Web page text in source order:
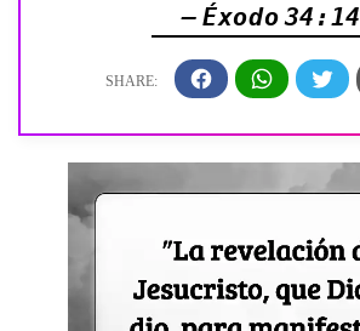
— Éxodo 34:14